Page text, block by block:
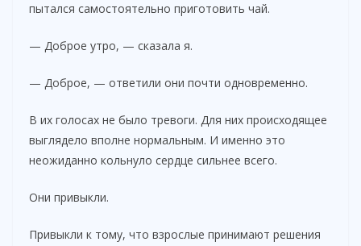
пытался самостоятельно приготовить чай.
— Доброе утро, — сказала я.
— Доброе, — ответили они почти одновременно.
В их голосах не было тревоги. Для них происходящее
выглядело вполне нормальным. И именно это
неожиданно кольнуло сердце сильнее всего.
Они привыкли.
Привыкли к тому, что взрослые принимают решения